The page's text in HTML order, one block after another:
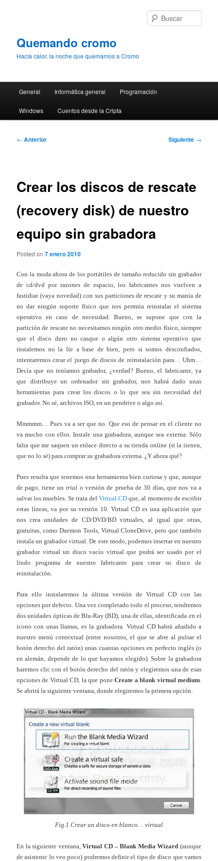
Quemando cromo
Hacía calor, la noche que quemamos a Cromo
principal
General Informática general Programación
Windows Cuentos desde la Cripta
Navegación
← Anterior Siguiente →
Crear los discos de rescate
(recovery disk) de nuestro
equipo sin grabadora
Posted on7 enero 2010
Con la moda ahora de los portátiles de tamaño reducido sin grabador
de cd/dvd por razones de espacio, los fabricantes nos vuelven a
fastidiar (vaya novedad) con sus particiones de rescate y su manía de
no dar ningún soporte físico que nos permita reinstalar el sistema
operativo en caso de necesidad. Bueno, se supone que con la
partición de rescate no necesitamos ningún otro medio físico, siempre
que el disco duro no casque o algún otro sistema operativo que
instalemos no la líe a base de bien, pero si somos desconfiados,
intentaremos crear el juego de discos de reinstalación para… Uhm…
Decía que no teníamos grabador, ¿verdad? Bueno, el fabricante, ya
que distribuye un ordenador sin grabador, nos habrá dado unas
herramientas para crear los discos o lo que sea sin necesidad del
grabador. No sé, archivos ISO, en un pendrive o algo así.
Mmmmm… Pues va a ser que no. Que eso de pensar en el cliente no
va mucho con ellos. Instale una grabadora, aunque sea externa. Sólo
falta que me saquen un enlace directo a su tienda online (si la tienen,
que no lo sé) para comprarsu grabadora externa. ¿Y ahora qué?
Pues resulta que tenemos una herramienta bien curiosa y que, aunque
de pago, tiene untrial o versión de prueba de 30 días, que nos va a
salvar los muebles. Se trata del Virtual CD que, al momento de escribir
estas líneas, va por su versión 10. Virtual CD es una aplicación que
nos crea unidades de CD/DVD/BD virtuales, al igual que otras,
gratuitas, como Daemon Tools, Virtual CloneDrive, pero que también
instala un grabador virtual. De este modo, podemos insertar en nuestro
grabador virtual un disco vacío virtual que podrá ser usado por el
lindo programa de nuestro fabricante para crear su disco de
reinstalación.
Para ello instalaremos la última versión de Virtual CD con las
opciones por defecto. Una vez completado todo el proceso, tendremos
dos unidades ópticas de Blu-Ray (BD), una de ellas, identificada en el
icono con unas llamas, es la grabadora. Virtual CD habrá añadido a
nuestro menú contextual (entre nosotros, el que se abre al pulsar el
botón derecho del ratón) unas cuantas opciones en perfecto inglés (o
en alemán, depende de lo que hayamos elegido). Sobre la grabadora
haremos clic con el botón derecho del ratón y elegiremos una de esas
opciones de Virtual CD, la que poneCreate a blank virtual medium.
Se abrirá la siguiente ventana, donde elegiremos la primera opción:
Fig.1 Crear un disco en blanco… virtual
En la siguiente ventana,Virtual CD – Blank Media Wizard (aunque
de asistente lo veo poco) podremos definir el tipo de disco que vamos